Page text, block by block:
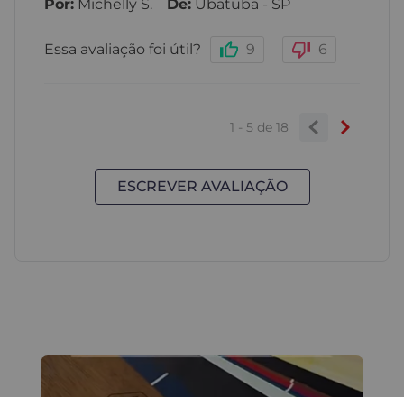
Por: Michelly S. De: Ubatuba - SP
Essa avaliação foi útil? 9 6
1 - 5 de 18
ESCREVER AVALIAÇÃO